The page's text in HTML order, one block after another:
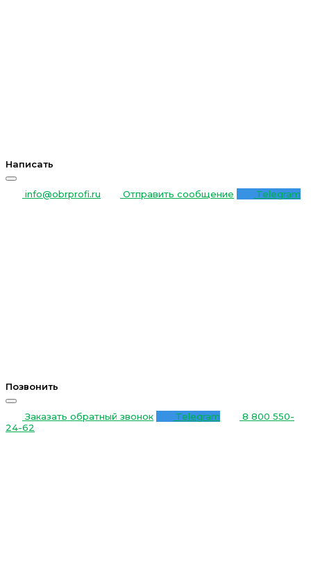
Написать
info@obrprofi.ru Отправить сообщение Telegram
Позвонить
Заказать обратный звонок Telegram
8 800 550-
24-62